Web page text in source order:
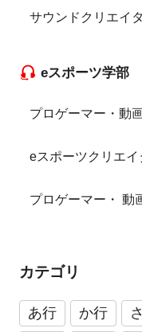
サウンドクリエイ
eスポーツ学部
プロゲーマー・動
eスポーツクリエイ
プロゲーマー・ 動
カテゴリ
あ行 か行